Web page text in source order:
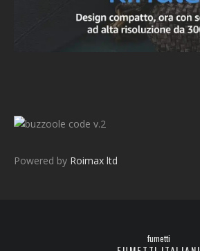
v.2
Powered by Roimax ltd
fumetti